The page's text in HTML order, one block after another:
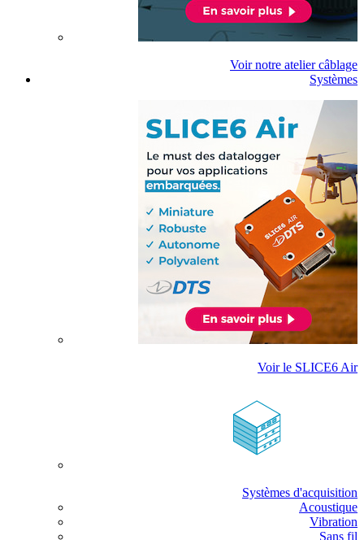
Voir notre atelier câblage
Systèmes
Voir le SLICE6 Air
Systèmes d'acquisition
Acoustique
Vibration
Sans fil